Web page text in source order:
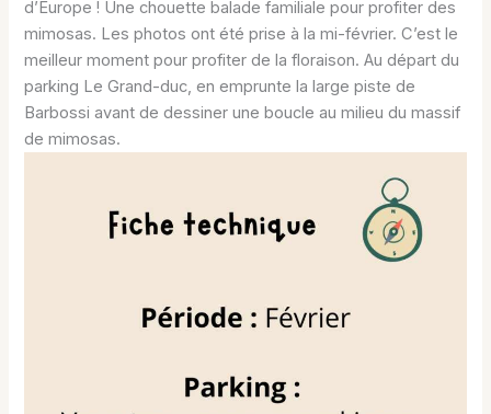
d’Europe ! Une chouette balade familiale pour profiter des
mimosas. Les photos ont été prise à la mi-février. C’est le
meilleur moment pour profiter de la floraison. Au départ du
parking Le Grand-duc, en emprunte la large piste de
Barbossi avant de dessiner une boucle au milieu du massif
de mimosas.